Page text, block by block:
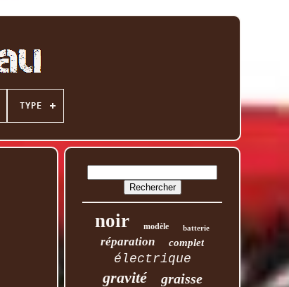
TYPE
noir modèle batterie
réparation complet
électrique
gravité graisse